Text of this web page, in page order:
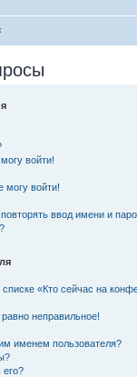
войти!
могу войти!
ввод имени и
«Кто сейчас на
неправильное!
именем пользователя?
его?